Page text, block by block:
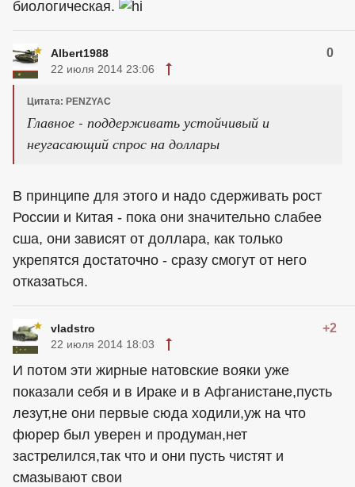
биологическая.
Albert1988 0
22 июля 2014 23:06
Цитата: PENZYAC
Главное - поддерживать устойчивый и
неугасающий спрос на доллары
В принципе для этого и надо сдерживать рост
России и Китая - пока они значительно слабее
сша, они зависят от доллара, как только
укрепятся достаточно - сразу смогут от него
отказаться.
vladstro +2
22 июля 2014 18:03
И потом эти жирные натовские вояки уже
показали себя и в Ираке и в Афганистане,пусть
лезут,не они первые сюда ходили,уж на что
фюрер был уверен и продуман,нет
застрелился,так что и они пусть чистят и
смазывают свои